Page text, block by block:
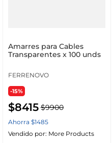
Amarres para Cables
Transparentes x 100 unds
FERRENOVO
-15%
$8415 $9900
Ahorra $1485
Vendido por: More Products